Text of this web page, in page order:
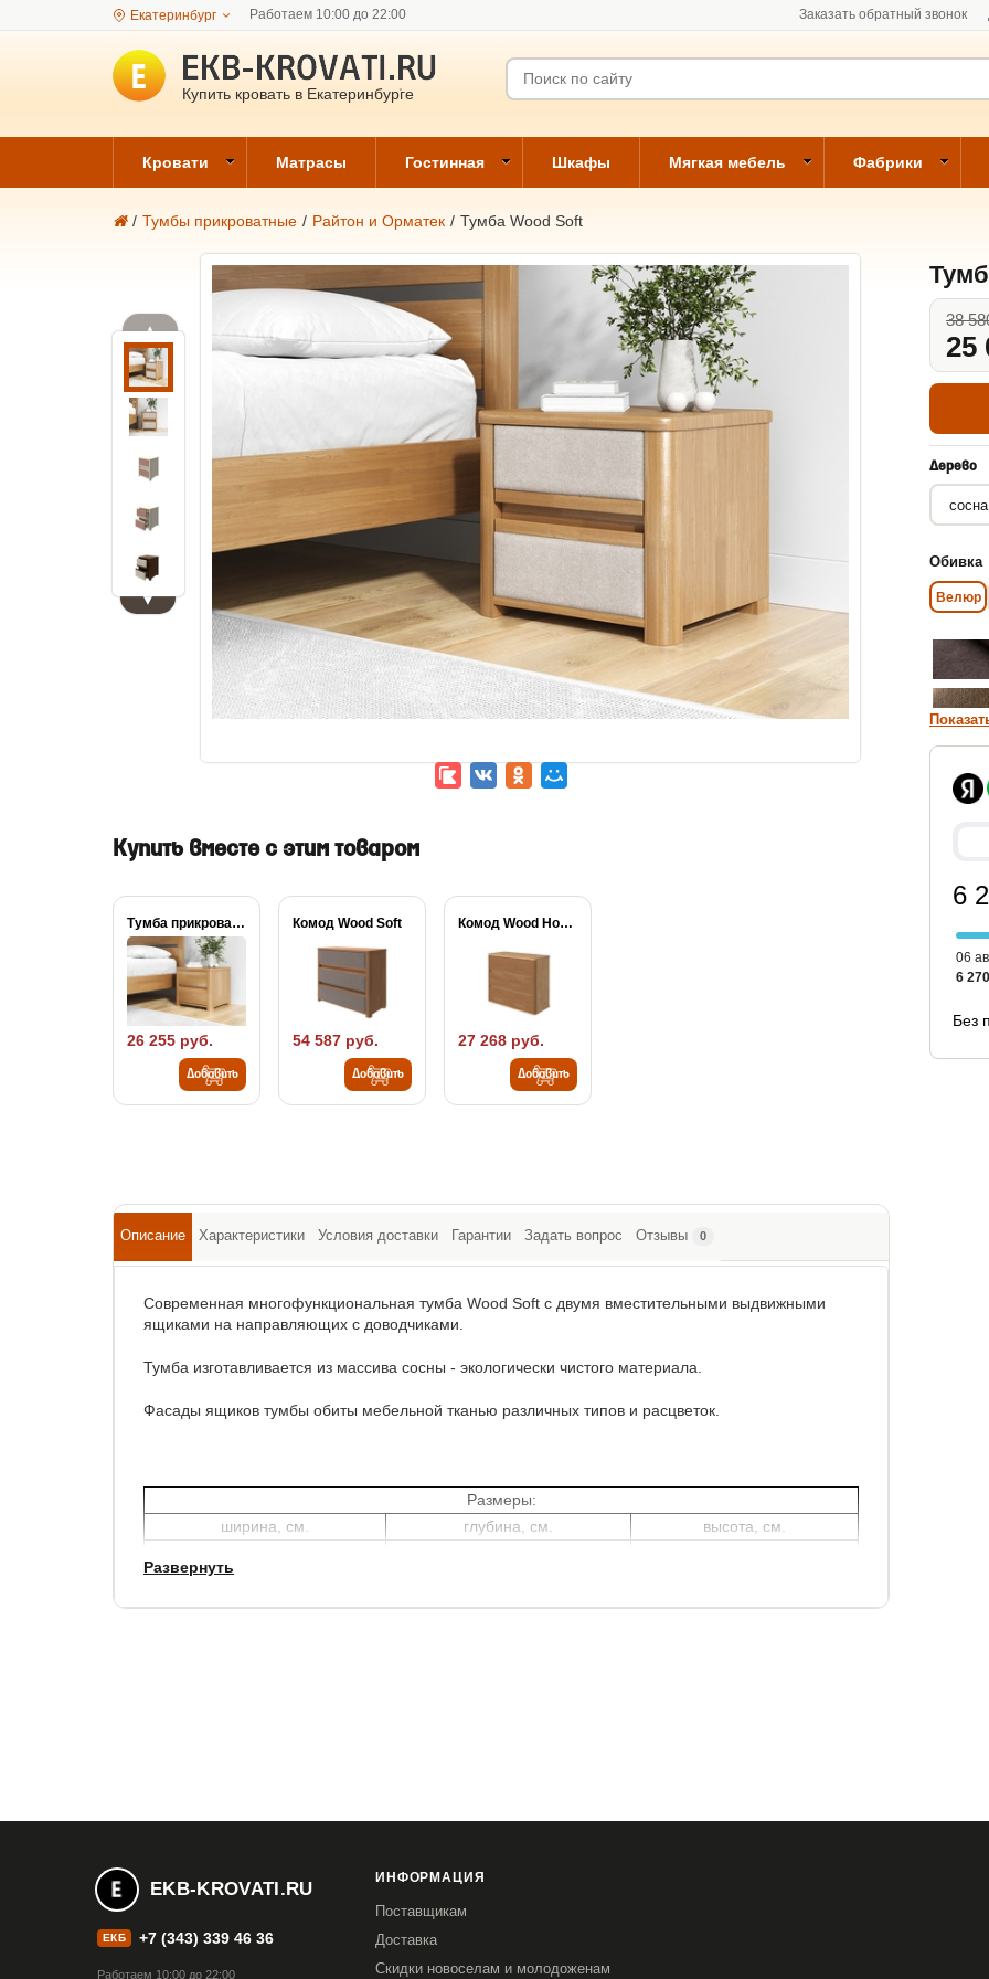
Екатеринбург Работаем 10:00 до 22:00 Заказать обратный звонок
Купить кровать в Екатеринбурге
Кровати Матрасы Гостинная Шкафы Мягкая мебель Фабрики
/ Тумбы прикроватные / Райтон и Орматек / Тумба Wood Soft
▲
▼
38
25
Дерево
Обивка
Велюр
6
06
6
Без
Купить вместе с этим товаром
Тумба прикроватная Wood...
26 255 руб.
Добавить
Комод Wood Soft
54 587 руб.
Добавить
Комод Wood Home...
27 268 руб.
Добавить
Описание Характеристики Условия доставки Гарантии Задать вопрос Отзывы 0
Современная многофункциональная тумба Wood Soft с двумя вместительными выдвижными
ящиками на направляющих с доводчиками.
Тумба изготавливается из массива сосны - экологически чистого материала.
Фасады ящиков тумбы обиты мебельной тканью различных типов и расцветок.
Размеры:
ширина, см.
глубина, см.
высота, см.
Развернуть
EKB-KROVATI.RU
ЕКБ +7 (343) 339 46 36
Работаем 10:00 до 22:00
ИНФОРМАЦИЯ
Поставщикам
Доставка
Скидки новоселам и молодоженам